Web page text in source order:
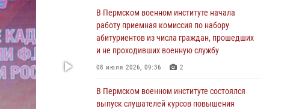
23 июля 2026, 12:00 12
В Пермском военном институте на кафедре
тактики служебно-боевого применения войск
Федерации проводится выставка,
10 июля 2026, 14:30 8
В Пермском военном институте начала
работу приемная комиссия по набору
абитуриентов из числа граждан, прошедших
и не проходивших военную службу
08 июля 2026, 09:36 2
В Пермском военном институте состоялся
выпуск слушателей курсов повышения